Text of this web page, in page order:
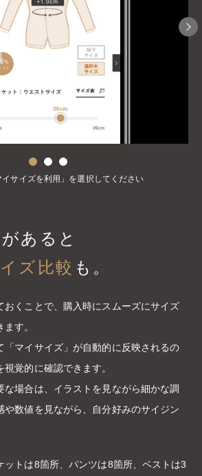
サイズを利用」を選択してください
あると
ズ比較 も。
おくことで、購入時にスムーズにサイズ
す。
「マイサイズ」が自動的に反映されるの
覚的に確認できます。
な場合は、イラストを見ながら細かな調
や数値を見ながら、自分好みのサイジン
ットは8箇所、パンツは8箇所、ベストは3